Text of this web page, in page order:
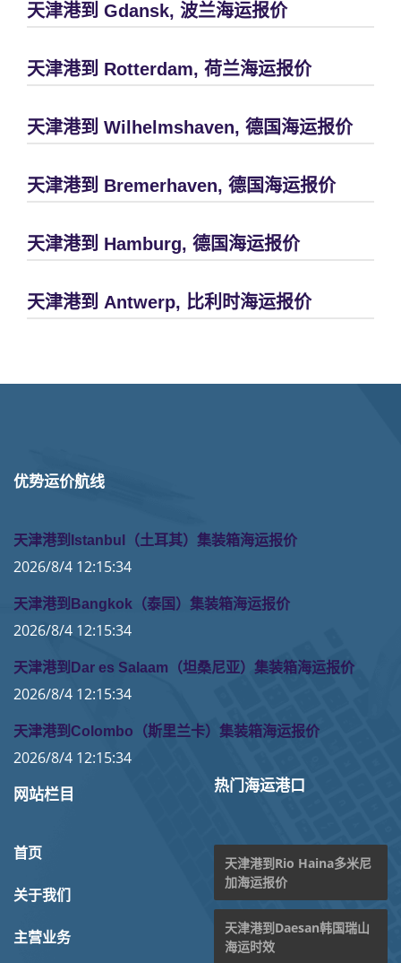
天津港到 Gdansk, 波兰海运报价
天津港到 Rotterdam, 荷兰海运报价
天津港到 Wilhelmshaven, 德国海运报价
天津港到 Bremerhaven, 德国海运报价
天津港到 Hamburg, 德国海运报价
天津港到 Antwerp, 比利时海运报价
优势运价航线
天津港到Istanbul（土耳其）集装箱海运报价
2026/8/4 12:15:34
天津港到Bangkok（泰国）集装箱海运报价
2026/8/4 12:15:34
天津港到Dar es Salaam（坦桑尼亚）集装箱海运报价
2026/8/4 12:15:34
天津港到Colombo（斯里兰卡）集装箱海运报价
2026/8/4 12:15:34
网站栏目
首页
关于我们
主营业务
热门海运港口
天津港到Rio Haina多米尼
加海运报价
天津港到Daesan韩国瑞山
海运时效